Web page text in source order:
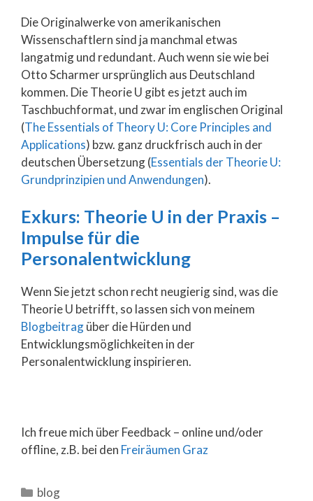
Die Originalwerke von amerikanischen
Wissenschaftlern sind ja manchmal etwas
langatmig und redundant. Auch wenn sie wie bei
Otto Scharmer ursprünglich aus Deutschland
kommen. Die Theorie U gibt es jetzt auch im
Taschbuchformat, und zwar im englischen Original
(The Essentials of Theory U: Core Principles and
Applications) bzw. ganz druckfrisch auch in der
deutschen Übersetzung (Essentials der Theorie U:
Grundprinzipien und Anwendungen).
Exkurs: Theorie U in der Praxis –
Impulse für die
Personalentwicklung
Wenn Sie jetzt schon recht neugierig sind, was die
Theorie U betrifft, so lassen sich von meinem
Blogbeitragüber die Hürden und
Entwicklungsmöglichkeiten in der
Personalentwicklung inspirieren.
Ich freue mich über Feedback – online und/oder
offline, z.B. bei den Freiräumen Graz
Categories
blog